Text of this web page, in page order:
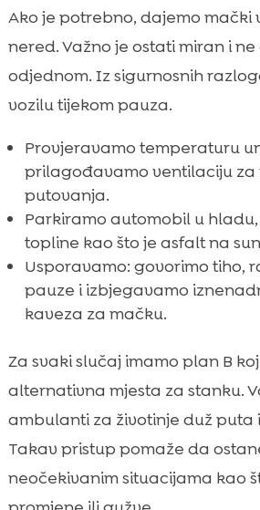
Ako je potrebno, dajemo mački
nered. Važno je ostati miran i
odjednom. Iz sigurnosnih
vozilu tijekom pauza.
Provjeravamo temperaturu
prilagođavamo ventilaciju
putovanja.
Parkiramo automobil u
topline kao što je asfalt na
Usporavamo: govorimo tiho,
pauze i izbjegavamo
kaveza za mačku.
Za svaki slučaj imamo plan B
alternativna mjesta za stanku.
ambulanti za životinje duž puta
Takav pristup pomaže da
neočekivanim situacijama kao